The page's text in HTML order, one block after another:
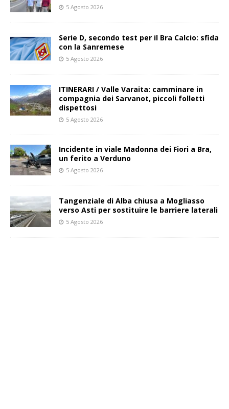
5 Agosto 2026
Serie D, secondo test per il Bra Calcio: sfida
con la Sanremese
5 Agosto 2026
ITINERARI / Valle Varaita: camminare in
compagnia dei Sarvanot, piccoli folletti
dispettosi
5 Agosto 2026
Incidente in viale Madonna dei Fiori a Bra,
un ferito a Verduno
5 Agosto 2026
Tangenziale di Alba chiusa a Mogliasso
verso Asti per sostituire le barriere laterali
5 Agosto 2026